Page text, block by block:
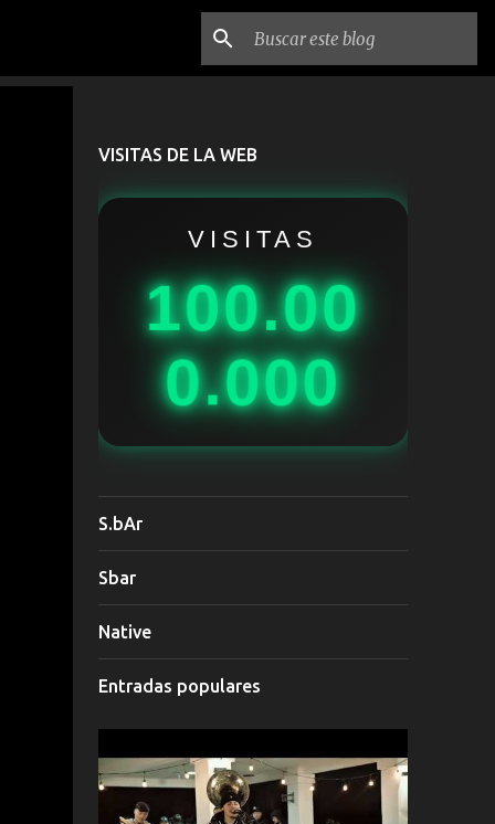
VISITAS DE LA WEB
VISITAS
100.00
0.000
S.bAr
Sbar
Native
Entradas populares